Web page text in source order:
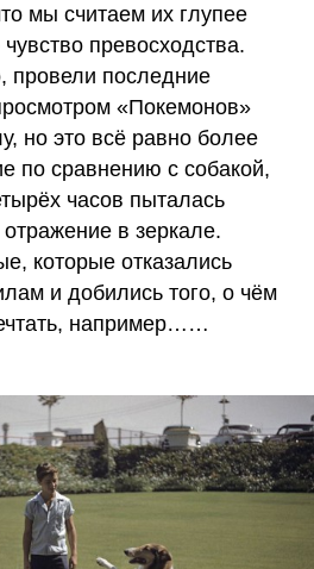
мы считаем их глупее
превосходства.
последние
«Покемонов»
но это всё равно более
по сравнению с собакой,
часов пыталась
отражение в зеркале.
которые отказались
и добились того, о чём
например……